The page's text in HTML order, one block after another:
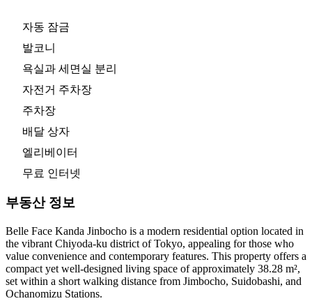
자동 잠금
발코니
욕실과 세면실 분리
자전거 주차장
주차장
배달 상자
엘리베이터
무료 인터넷
부동산 정보
Belle Face Kanda Jinbocho is a modern residential option located in
the vibrant Chiyoda-ku district of Tokyo, appealing for those who
value convenience and contemporary features. This property offers a
compact yet well-designed living space of approximately 38.28 m²,
set within a short walking distance from Jimbocho, Suidobashi, and
Ochanomizu Stations.